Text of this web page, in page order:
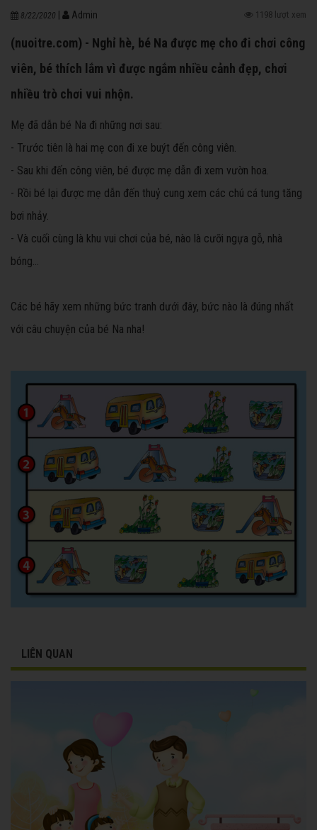
8/22/2020 Admin 1198 lượt xem
(nuoitre.com) - Nghỉ hè, bé Na được mẹ cho đi chơi công
viên, bé thích lắm vì được ngắm nhiều cảnh đẹp, chơi
nhiều trò chơi vui nhộn.
Mẹ đã dẫn bé Na đi những nơi sau:
- Trước tiên là hai mẹ con đi xe buýt đến công viên.
- Sau khi đến công viên, bé được mẹ dẫn đi xem vườn hoa.
- Rồi bé lại được mẹ dẫn đến thuỷ cung xem các chú cá tung tăng
bơi nhảy.
- Và cuối cùng là khu vui chơi của bé, nào là cưỡi ngựa gỗ, nhà
bóng…
Các bé hãy xem những bức tranh dưới đây, bức nào là đúng nhất
với câu chuyện của bé Na nha!
LIÊN QUAN